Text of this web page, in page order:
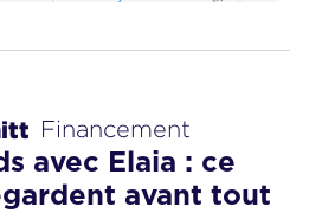
Financement
avec Elaia : ce
avant tout